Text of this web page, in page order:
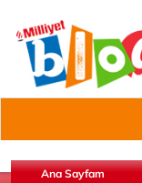
Ana Sayfam